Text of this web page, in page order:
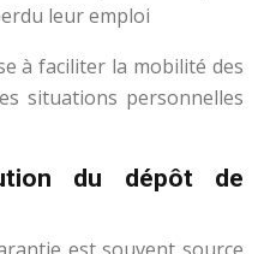
leur emploi
à faciliter la mobilité des
situations personnelles
du dépôt de